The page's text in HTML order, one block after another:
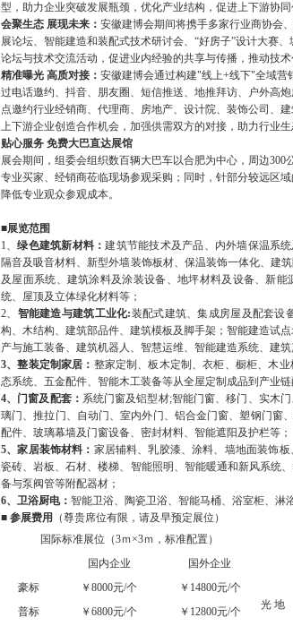
型，助力企业突破发展瓶颈，优化产业结构，促进上下游协同
会聚生态 展现未来： 安徽建博会期间将携手多家行业商协会
展论坛、智能建造和装配式技术研讨会、“好房子”设计大赛
论坛与技术交流活动，促进业内经验的共享与传播，推动技术
精准曝光 高质对接： 安徽建博会通过构建"线上+线下"全域营
过电话邀约、抖音、朋友圈、短信推送、地推拜访、户外高
点邀约行业经销商、代理商、房地产、设计院、装饰公司、
上下游企业创造合作机会，加强供需双方的对接，助力行业生
贴心服务 免费大巴直达展馆
展会期间，组委会组织数百辆大巴车以合肥为中心，周边
专业买家、经销商莅临现场参观采购；同时，针部分较远区
降低专业观众参观成本。
■展览范围
1、绿色建筑新材料：建筑节能技术及产品、内外墙保温系
隔音及吸音材料、新型外墙装饰板材、保温装饰一体化、建
及屋面系统、建筑涂料及涂装设备、地坪材料及设备、新
统、屋顶及立体绿化材料等；
2、 智能建造与建筑工业化:装配式建筑、集成房屋及配套设
构、木结构、建筑部品件、建筑模板及脚手架；智能建造试
产与施工装备、建筑机器人、智慧运维、智能建造系统、建筑
3、整装定制家居： 整家定制、板木定制、衣柜、橱柜、木
态系统、五金配件、智能木工装备等从全屋定制成品到产业链
4、门窗及配套： 系统门窗及铝型材;智能门窗、移门、实木
璃门、推拉门、自动门、室内外门、铝合金门窗、塑钢门窗
配件、玻璃幕墙及门窗设备、密封材料、智能遮阳及护栏等；
5、家居装饰材料： 家居辅料、乳胶漆、涂料、墙地面装饰
瓷砖、岩板、石材、楼梯、智能照明、智能暖通和新风系统
备与泵阀管等附配器材；
6、卫浴厨电： 智能卫浴、陶瓷卫浴、智能马桶、浴室柜、淋
■ 参展费用
（尊贵席位有限，请及早预定展位）
国际标准展位（3ｍ×3ｍ，标准配置）
国内企业
国外企业
豪标
￥8000元/个
￥14800元/个
光 地
普标 ￥6800元/个
￥12800元/个